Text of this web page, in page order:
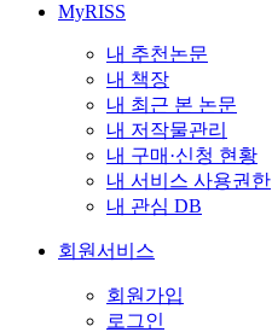
MyRISS
내 추천논문
내 책장
내 최근 본 논문
내 저작물관리
내 구매·신청 현황
내 서비스 사용권한
내 관심 DB
회원서비스
회원가입
로그인